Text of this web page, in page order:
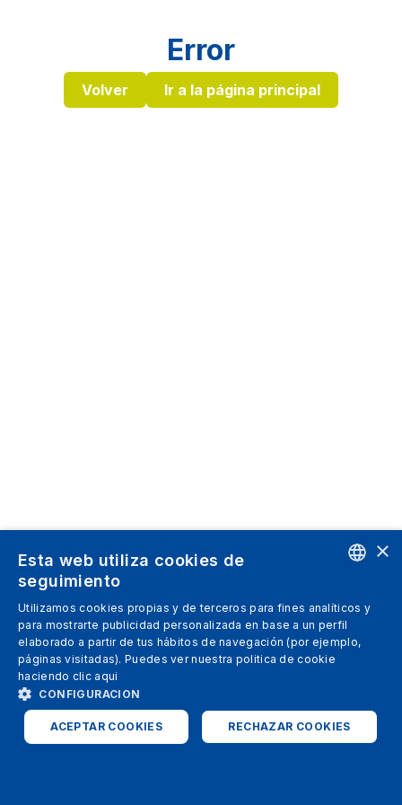
Error
Volver Ir a la página principal
SPANISH
ITALIAN
ENGLISH
×
Esta web utiliza cookies de
seguimiento
Utilizamos cookies propias y de terceros para fines analíticos y
para mostrarte publicidad personalizada en base a un perfil
elaborado a partir de tus hábitos de navegación (por ejemplo,
páginas visitadas). Puedes ver nuestra politica de cookie
haciendo clic aqui
CONFIGURACION
ACEPTAR COOKIES RECHAZAR COOKIES